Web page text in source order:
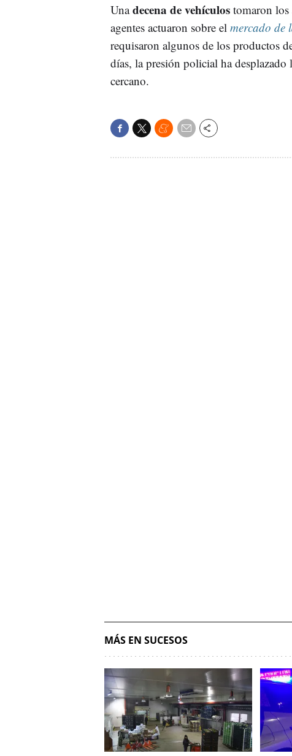
Unadecena de vehículos tomaron
agentes actuaron sobre el mercado de
requisaron algunos de los productos
días, la presión policial ha desplazado
cercano.
MÁS EN SUCESOS